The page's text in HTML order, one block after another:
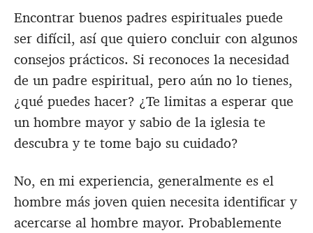
Encontrar buenos padres espirituales puede
ser difícil, así que quiero concluir con algunos
consejos prácticos. Si reconoces la necesidad
de un padre espiritual, pero aún no lo tienes,
¿qué puedes hacer? ¿Te limitas a esperar que
un hombre mayor y sabio de la iglesia te
descubra y te tome bajo su cuidado?
No, en mi experiencia, generalmente es el
hombre más joven quien necesita identificar y
acercarse al hombre mayor. Probablemente